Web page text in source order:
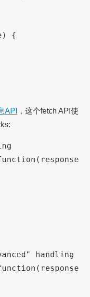
{
API
，这个fetch API使
handling